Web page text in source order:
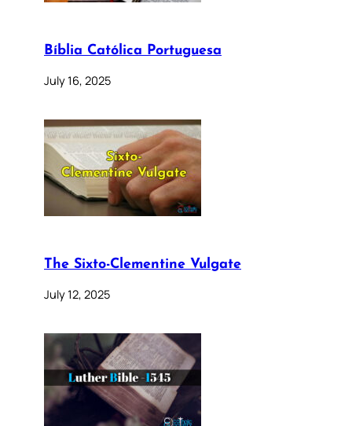
Bíblia Católica Portuguesa
July 16, 2025
The Sixto-Clementine Vulgate
July 12, 2025